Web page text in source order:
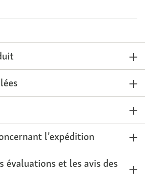
l’expédition
évaluations et les avis des